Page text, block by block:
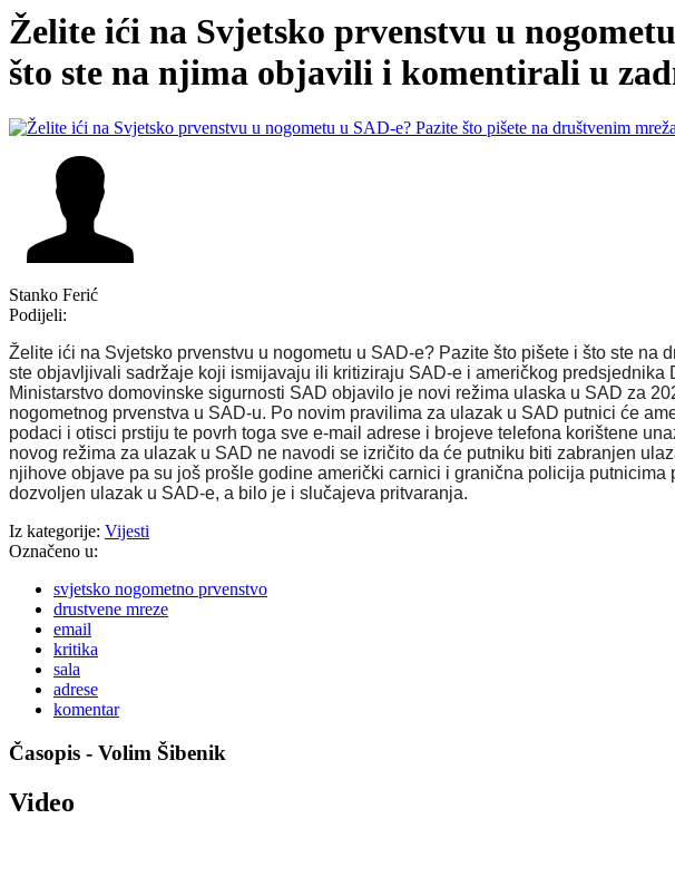
Želite ići na Svjetsko prvenstvu u
što ste na njima objavili i komentirali u
Stanko Ferić
Podijeli:
Želite ići na Svjetsko prvenstvu u nogometu u SAD-e? Pazite što pišete i što ste
ste objavljivali sadržaje koji ismijavaju ili kritiziraju SAD-e i američkog predsjednika
Ministarstvo domovinske sigurnosti SAD objavilo je novi režima ulaska u SAD za
nogometnog prvenstva u SAD-u. Po novim pravilima za ulazak u SAD putnici će
podaci i otisci prstiju te povrh toga sve e-mail adrese i brojeve telefona korištene
novog režima za ulazak u SAD ne navodi se izričito da će putniku biti zabranjen
njihove objave pa su još prošle godine američki carnici i granična policija putnicima
dozvoljen ulazak u SAD-e, a bilo je i slučajeva pritvaranja.
Iz kategorije: Vijesti
Označeno u:
svjetsko nogometno prvenstvo
drustvene mreze
email
kritika
sala
adrese
komentar
Časopis - Volim Šibenik
Video